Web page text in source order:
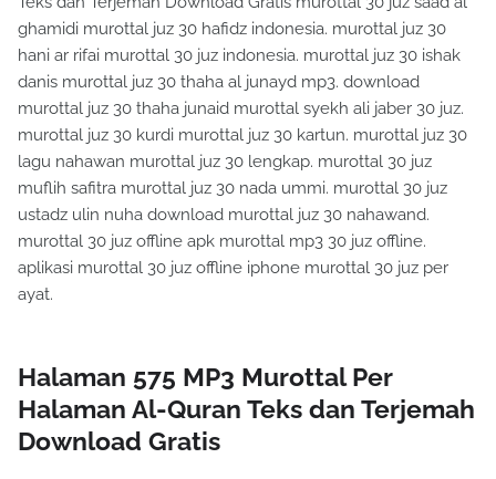
ghamidi murottal juz 30 hafidz indonesia. murottal juz 30
hani ar rifai murottal 30 juz indonesia. murottal juz 30 ishak
danis murottal juz 30 thaha al junayd mp3. download
murottal juz 30 thaha junaid murottal syekh ali jaber 30 juz.
murottal juz 30 kurdi murottal juz 30 kartun. murottal juz 30
lagu nahawan murottal juz 30 lengkap. murottal 30 juz
muflih safitra murottal juz 30 nada ummi. murottal 30 juz
ustadz ulin nuha download murottal juz 30 nahawand.
murottal 30 juz offline apk murottal mp3 30 juz offline.
aplikasi murottal 30 juz offline iphone murottal 30 juz per
ayat.
Halaman 575 MP3 Murottal Per
Halaman Al-Quran Teks dan Terjemah
Download Gratis